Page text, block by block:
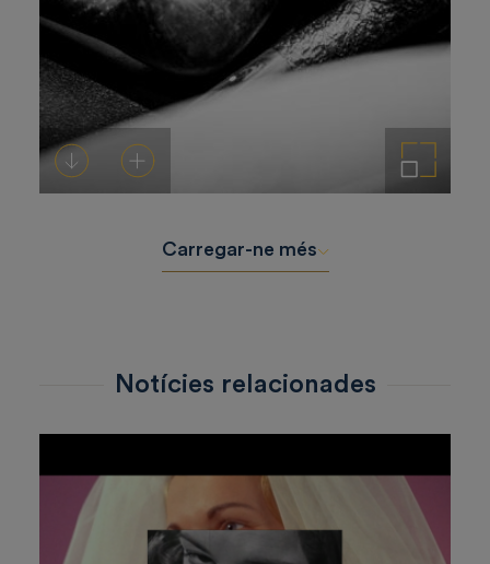
Descarregar-ho Afegeix a la cistella Amplia la imatge
Carregar-ne més
Notícies relacionades